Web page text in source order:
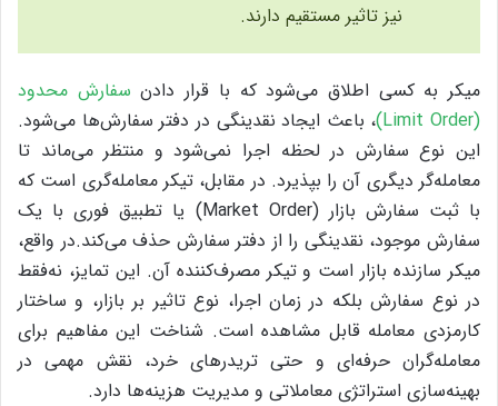
نیز تاثیر مستقیم دارند.
میکر به کسی اطلاق می‌شود که با قرار دادن سفارش محدود
(Limit Order)
، باعث ایجاد نقدینگی در دفتر سفارش‌ها می‌شود.
این نوع سفارش در لحظه اجرا نمی‌شود و منتظر می‌ماند تا
معامله‌گر دیگری آن را بپذیرد. در مقابل، تیکر معامله‌گری است که
با ثبت سفارش بازار (Market Order) یا تطبیق فوری با یک
سفارش موجود، نقدینگی را از دفتر سفارش حذف می‌کند.در واقع،
میکر سازنده بازار است و تیکر مصرف‌کننده آن. این تمایز، نه‌فقط
در نوع سفارش بلکه در زمان اجرا، نوع تاثیر بر بازار، و ساختار
کارمزدی معامله قابل مشاهده است. شناخت این مفاهیم برای
معامله‌گران حرفه‌ای و حتی تریدرهای خرد، نقش مهمی در
بهینه‌سازی استراتژی معاملاتی و مدیریت هزینه‌ها دارد.